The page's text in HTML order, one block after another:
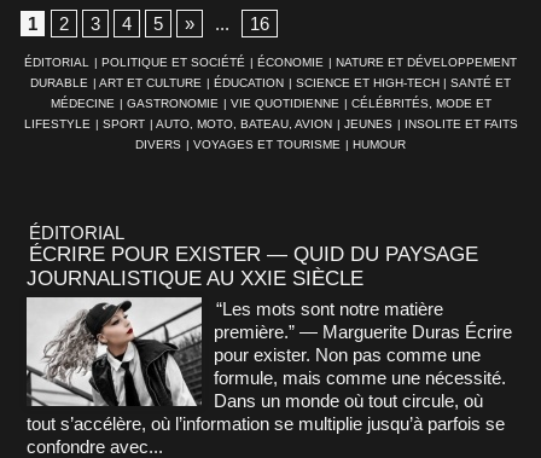
1
2 3 4 5 » ... 16
ÉDITORIAL | POLITIQUE ET SOCIÉTÉ | ÉCONOMIE | NATURE ET DÉVELOPPEMENT
DURABLE | ART ET CULTURE | ÉDUCATION | SCIENCE ET HIGH-TECH | SANTÉ ET
MÉDECINE | GASTRONOMIE | VIE QUOTIDIENNE | CÉLÉBRITÉS, MODE ET
LIFESTYLE | SPORT | AUTO, MOTO, BATEAU, AVION | JEUNES | INSOLITE ET FAITS
DIVERS | VOYAGES ET TOURISME | HUMOUR
ÉDITORIAL
ÉCRIRE POUR EXISTER — QUID DU PAYSAGE
JOURNALISTIQUE AU XXIE SIÈCLE
“Les mots sont notre matière
première.” — Marguerite Duras Écrire
pour exister. Non pas comme une
formule, mais comme une nécessité.
Dans un monde où tout circule, où
tout s’accélère, où l’information se multiplie jusqu’à parfois se
confondre avec...